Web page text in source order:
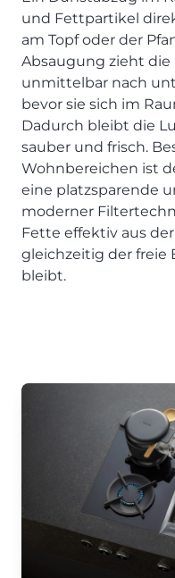
Henders & Hazel Prospekt
XOOON Lookbook
XOOON Prospekt
Casada - Wohnträume
SALE
Wohnzimmer
Schlafzimmer
Esszimmer
und Fettpartikel
am Topf oder der
Absaugung zieht
unmittelbar nach
bevor sie sich im
Dadurch bleibt die
sauber und frisch.
Wohnbereichen ist
eine platzsparende
moderner
Fette effektiv aus
gleichzeitig der freie
bleibt.